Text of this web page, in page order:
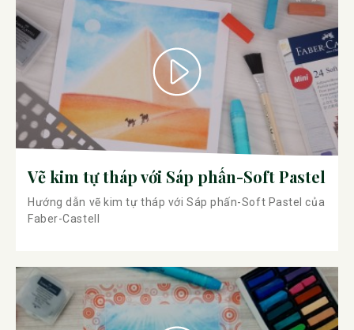
Vẽ kim tự tháp với Sáp phấn-Soft Pastel
Hướng dẫn vẽ kim tự tháp với Sáp phấn-Soft Pastel của
Faber-Castell